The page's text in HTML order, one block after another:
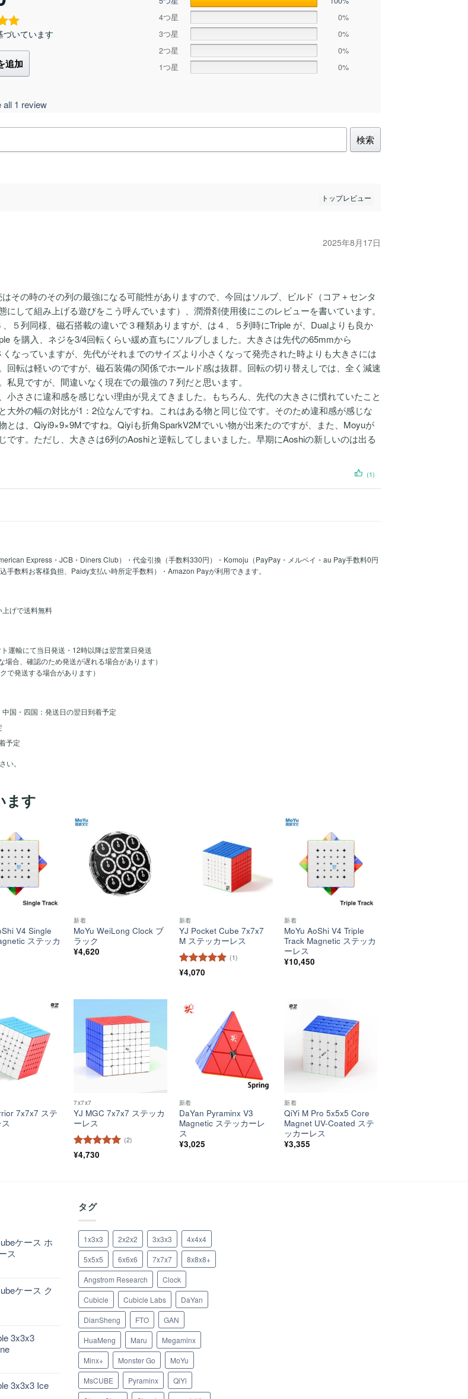
づいています
追加
4つ星
0%
3つ星
0%
2つ星
0%
1つ星
0%
all 1 review
検索
2025年8月17日
その時のその列の最強になる可能性がありますので、今回はソルブ、ビルド（コア＋センタ
にして組み上げる遊びをこう呼んでいます）、潤滑剤使用後にこのレビューを書いています。
５列同様、磁石搭載の違いで３種類ありますが、は４、５列時にTriple が、Dualよりも良か
を購入、ネジを3/4回転くらい緩め直ちにソルブしました。大きさは先代の65mmから
なっていますが、先代がそれまでのサイズより小さくなって発売された時よりも大きさには
回転は軽いのですが、磁石装備の関係でホールド感は抜群。回転の切り替えしでは、全く減速
私見ですが、間違いなく現在での最強の７列だと思います。
小ささに違和感を感じない理由が見えてきました。もちろん、先代の大きさに慣れていたこと
大外の幅の対比が1：2位なんですね。これはある物と同じ位です。そのため違和感が感じな
とは、Qiyi9×9×9Mですね。Qiyiも折角SparkV2Mでいい物が出来たのですが、また、Moyuが
です。ただし、大きさは6列のAoshiと逆転してしまいました。早期にAoshiの新しいのは出る
(1)
Express・JCB・Diners Club）・代金引換（手数料330円）・Komoju（PayPay・メルペイ・au Pay手数料0円
手数料お客様負担、Paidy支払い時所定手数料）・Amazon Payが利用できます。
げで送料無料
運輸にて当日発送・12時以降は翌営業日発送
場合、確認のため発送が遅れる場合があります）
で発送する場合があります）
国・四国：発送日の翌日到着予定
予定
い。
ます
い！
V4 Single
ステッカ
ほし
い！
新着
MoYu WeiLong Clock ブ
ラック
¥4,620
ほし
い！
新着
YJ Pocket Cube 7x7x7
M ステッカーレス
5段階中
(1)
¥4,070
い！
新着
MoYu AoShi V4 Triple
Track Magnetic ステッカ
ーレス
¥10,450
ほし
い！
7x7x7 ステ
ほし
い！
7x7x7
YJ MGC 7x7x7 ステッカ
ーレス
5段階中
(2)
¥4,730
新着
DaYan Pyraminx V3
Magnetic ステッカーレ
ス
¥3,025
ほし
い！
新着
QiYi M Pro 5x5x5 Core
Magnet UV-Coated ステ
ッカーレス
¥3,355
ケース ホ
ス
ケース ク
3x3x3
3x3x3 Ice
タグ
1x3x3 2x2x2 3x3x3
4x4x4
5x5x5
6x6x6 7x7x7
8x8x8+
Angstrom Research
Clock
Cubicle
Cubicle Labs
DaYan
DianSheng
FTO
GAN
HuaMeng
Maru
Megaminx
Minx+
Monster Go
MoYu
MsCUBE
Pyraminx
QiYi